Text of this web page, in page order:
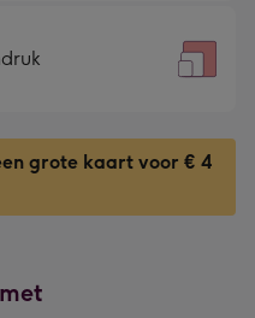
grote kaart voor € 4